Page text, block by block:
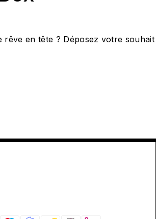
rêve en tête ? Déposez votre souhait